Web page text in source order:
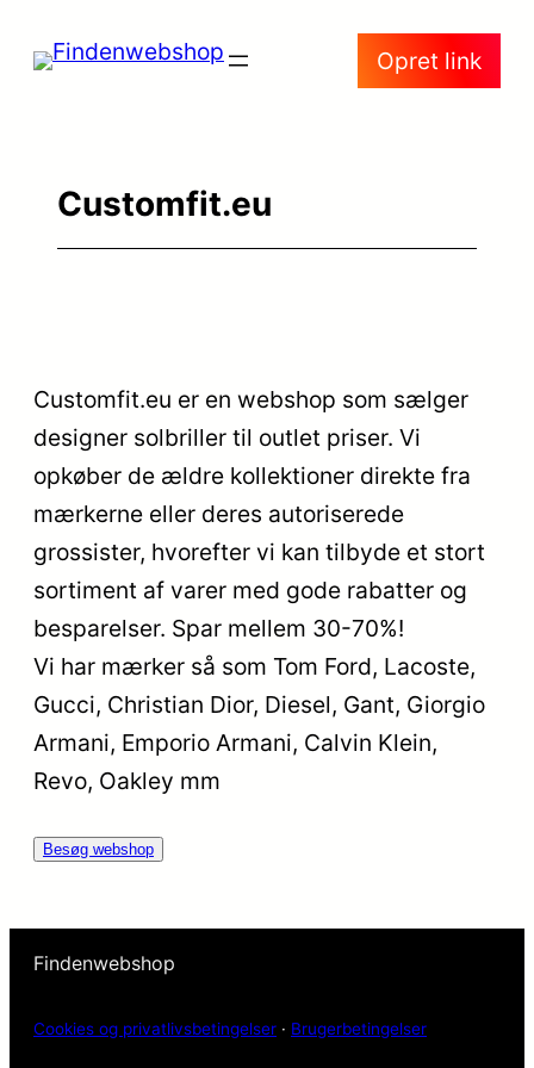
Opret link
Customfit.eu
Customfit.eu er en webshop som sælger
designer solbriller til outlet priser. Vi
opkøber de ældre kollektioner direkte fra
mærkerne eller deres autoriserede
grossister, hvorefter vi kan tilbyde et stort
sortiment af varer med gode rabatter og
besparelser. Spar mellem 30-70%!
Vi har mærker så som Tom Ford, Lacoste,
Gucci, Christian Dior, Diesel, Gant, Giorgio
Armani, Emporio Armani, Calvin Klein,
Revo, Oakley mm
Besøg webshop
Findenwebshop
Cookies og privatlivsbetingelser · Brugerbetingelser